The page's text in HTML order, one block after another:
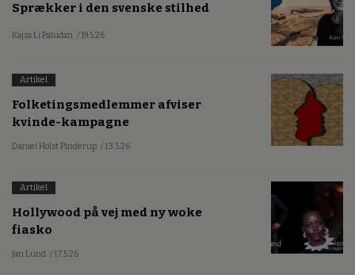
Sprækker i den svenske stilhed
Kajsa Li Paludan / 19.5.26
Artikel
Folketingsmedlemmer afviser
kvinde-kampagne
Daniel Holst Pinderup / 13.5.26
Artikel
Hollywood på vej med ny woke
fiasko
Jan Lund / 17.5.26